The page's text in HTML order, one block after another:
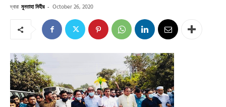
দ্বারা মুনতাহা মিহীর - October 26, 2020